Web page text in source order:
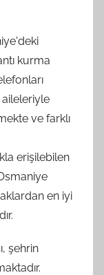
kurma
aileleriyle
ve farklı
erişilebilen
en iyi
şehrin